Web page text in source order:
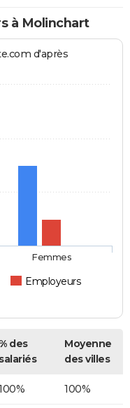
à Molinchart
d'après
Employeurs
Femmes
des
salariés
Moyenne
des villes
100%